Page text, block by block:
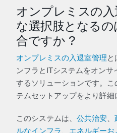
オンプレミスの
な選択肢となる
合ですか ?
オンプレミスの入退室管理と
ンフラとITシステムをオン
するソリューションです。
テムセットアップをより詳細
このシステムは、 公共治安
ルなインフラ
エネルギーお